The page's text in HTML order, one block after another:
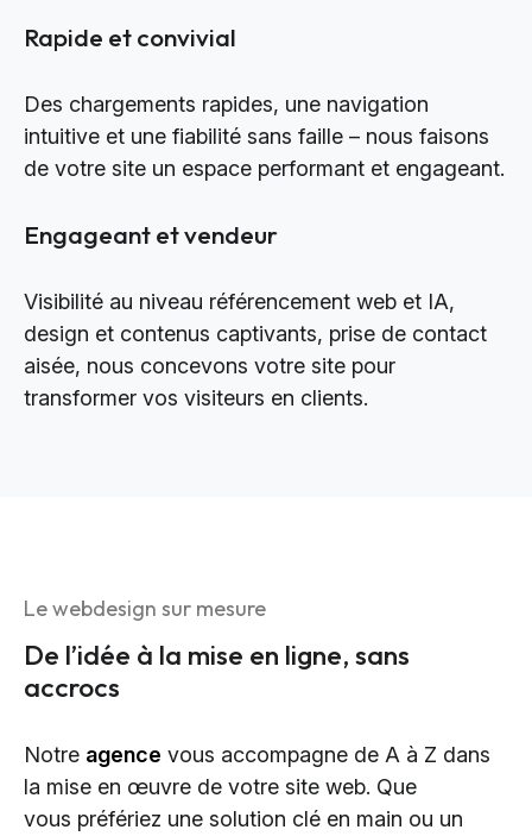
Rapide et convivial
Des chargements rapides, une navigation
intuitive et une fiabilité sans faille – nous faisons
de votre site un espace performant et engageant.
Engageant et vendeur
Visibilité au niveau référencement web et IA,
design et contenus captivants, prise de contact
aisée, nous concevons votre site pour
transformer vos visiteurs en clients.
Le webdesign sur mesure
De l’idée à la mise en ligne, sans
accrocs
Notre agence vous accompagne de A à Z dans
la mise en œuvre de votre site web. Que
vous préfériez une solution clé en main ou un